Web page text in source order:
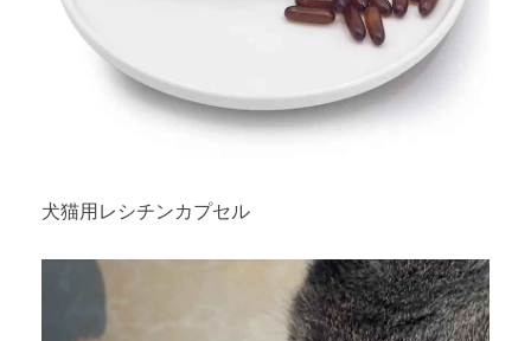
犬猫用レシチンカプセル